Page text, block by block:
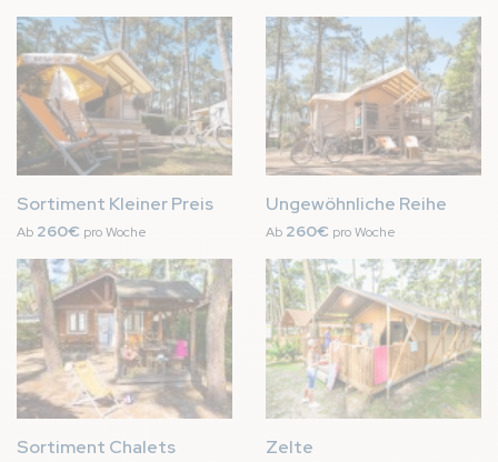
Bild
Sortiment Kleiner Preis
Ab 260€ pro Woche
Bild
Ungewöhnliche Reihe
Ab 260€ pro Woche
Bild
Sortiment Chalets
Bild
Zelte